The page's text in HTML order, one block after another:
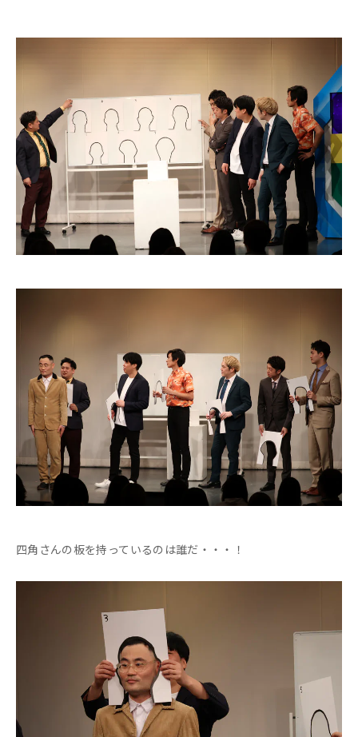
四角さんの板を持っているのは誰だ・・・！